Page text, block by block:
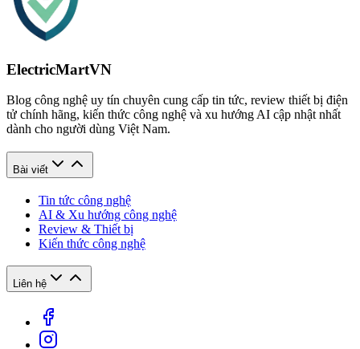
ElectricMartVN
Blog công nghệ uy tín chuyên cung cấp tin tức, review thiết bị điện
tử chính hãng, kiến thức công nghệ và xu hướng AI cập nhật nhất
dành cho người dùng Việt Nam.
Bài viết
Tin tức công nghệ
AI & Xu hướng công nghệ
Review & Thiết bị
Kiến thức công nghệ
Liên hệ